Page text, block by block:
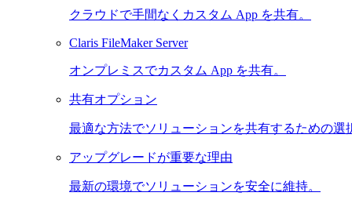
クラウドで手間なくカスタム App を共有。
Claris FileMaker Server
オンプレミスでカスタム App を共有。
共有オプション
最適な方法でソリューションを共有するための選
アップグレードが重要な理由
最新の環境でソリューションを安全に維持。